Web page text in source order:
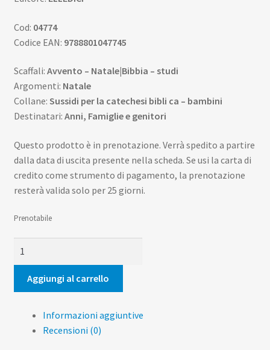
Cod: 04774
Codice EAN: 9788801047745
Scaffali: Avvento – Natale|Bibbia – studi
Argomenti: Natale
Collane: Sussidi per la catechesi bibli ca – bambini
Destinatari: Anni, Famiglie e genitori
Questo prodotto è in prenotazione. Verrà spedito a partire
dalla data di uscita presente nella scheda. Se usi la carta di
credito come strumento di pagamento, la prenotazione
resterà valida solo per 25 giorni.
Prenotabile
Natale
Aggiungi al carrello
Informazioni aggiuntive
Recensioni (0)